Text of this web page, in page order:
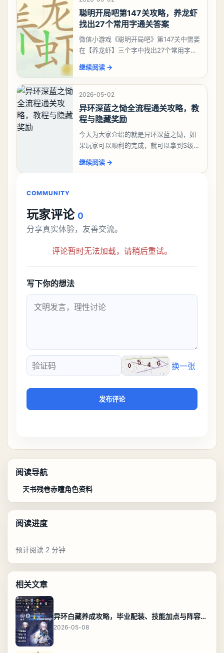
聪明开局吧第147关攻略，养龙虾
找出27个常用字通关答案
微信小游戏《聪明开局吧》第147关中需要
在【养龙虾】三个字中找出27个常用字，
大、夫、夰、巾、中、虫、下、虾、卜、
囗、吓、卟、
继续阅读 →
2026-05-02
异环深蓝之恸全流程通关攻略，教
程与隐藏奖励
今天为大家介绍的就是异环深蓝之恸，如
果玩家可以顺利的完成，就可以拿到S级弧
比较高的，对于那些新手玩家并不建议直
继续阅读 →
COMMUNITY
玩家评论 0
分享真实体验，友善交流。
评论暂时无法加载，请稍后重试。
写下你的想法
验证码
换一张
发布评论
阅读导航
天书残卷赤瞳角色资料
阅读进度
预计阅读 2 分钟
相关文章
异环白藏养成攻略，毕业配装、技能加点与阵容搭配保姆级解析
2026-05-08